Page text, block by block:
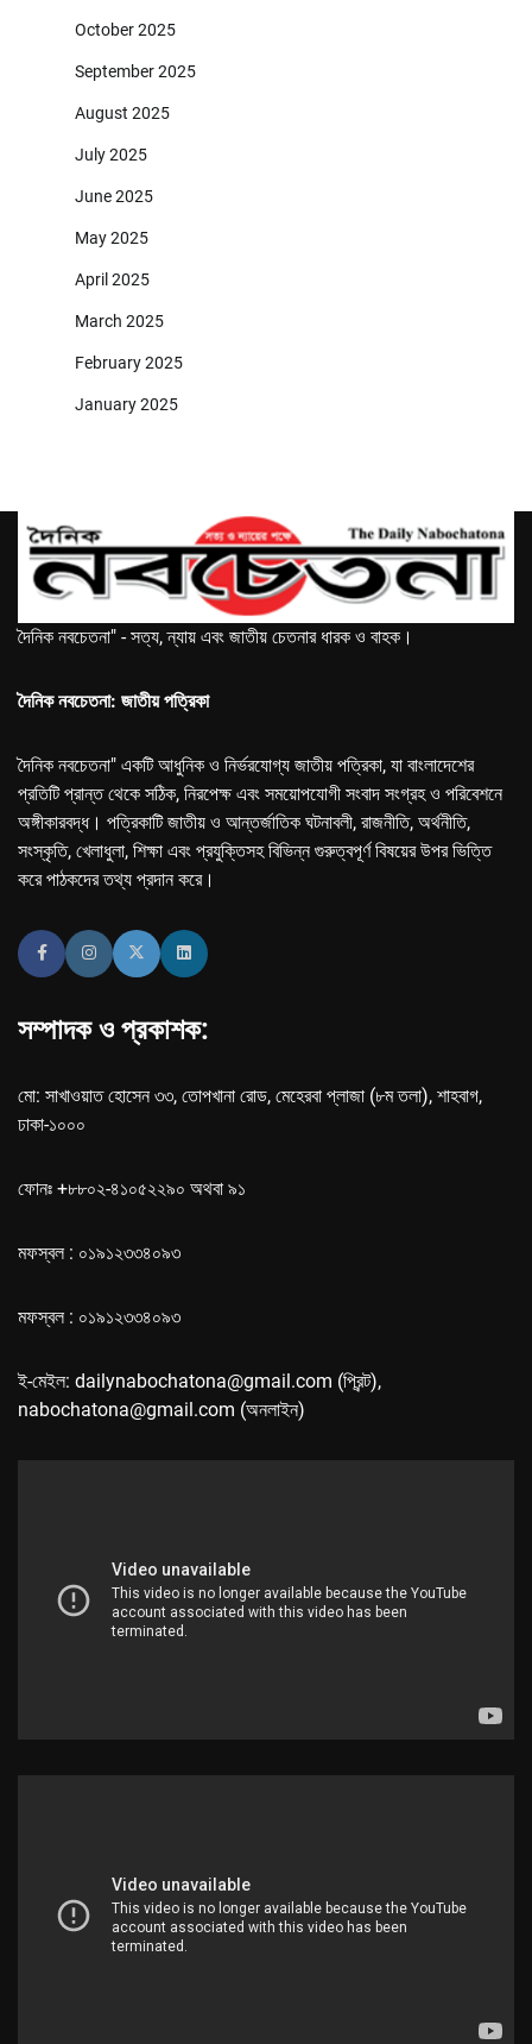
October 2025
September 2025
August 2025
July 2025
June 2025
May 2025
April 2025
March 2025
February 2025
January 2025
দৈনিক নবচেতনা" - সত্য, ন্যায় এবং জাতীয় চেতনার ধারক ও বাহক।
দৈনিক নবচেতনা: জাতীয় পত্রিকা
দৈনিক নবচেতনা" একটি আধুনিক ও নির্ভরযোগ্য জাতীয় পত্রিকা, যা বাংলাদেশের
প্রতিটি প্রান্ত থেকে সঠিক, নিরপেক্ষ এবং সময়োপযোগী সংবাদ সংগ্রহ ও পরিবেশনে
অঙ্গীকারবদ্ধ। পত্রিকাটি জাতীয় ও আন্তর্জাতিক ঘটনাবলী, রাজনীতি, অর্থনীতি,
সংস্কৃতি, খেলাধুলা, শিক্ষা এবং প্রযুক্তিসহ বিভিন্ন গুরুত্বপূর্ণ বিষয়ের উপর ভিত্তি
করে পাঠকদের তথ্য প্রদান করে।
সম্পাদক ও প্রকাশক:
মো: সাখাওয়াত হোসেন ৩৩, তোপখানা রোড, মেহেরবা প্লাজা (৮ম তলা), শাহবাগ,
ঢাকা-১০০০
ফোনঃ +৮৮০২-৪১০৫২২৯০ অথবা ৯১
মফস্বল : ০১৯১২৩৩৪০৯৩
মফস্বল : ০১৯১২৩৩৪০৯৩
ই-মেইল: dailynabochatona@gmail.com (প্রিন্ট),
nabochatona@gmail.com (অনলাইন)